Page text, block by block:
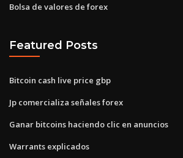
Bolsa de valores de forex
Featured Posts
Bitcoin cash live price gbp
Jp comercializa señales forex
Ganar bitcoins haciendo clic en anuncios
Warrants explicados